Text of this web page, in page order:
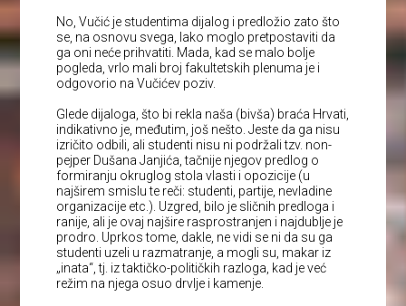
No, Vučić je studentima dijalog i predložio zato što
se, na osnovu svega, lako moglo pretpostaviti da
ga oni neće prihvatiti. Mada, kad se malo bolje
pogleda, vrlo mali broj fakultetskih plenuma je i
odgovorio na Vučićev poziv.
Glede dijaloga, što bi rekla naša (bivša) braća Hrvati,
indikativno je, međutim, još nešto. Jeste da ga nisu
izričito odbili, ali studenti nisu ni podržali tzv. non-
pejper Dušana Janjića, tačnije njegov predlog o
formiranju okruglog stola vlasti i opozicije (u
najširem smislu te reči: studenti, partije, nevladine
organizacije etc.). Uzgred, bilo je sličnih predloga i
ranije, ali je ovaj najšire rasprostranjen i najdublje je
prodro. Uprkos tome, dakle, ne vidi se ni da su ga
studenti uzeli u razmatranje, a mogli su, makar iz
„inata“, tj. iz taktičko-političkih razloga, kad je već
režim na njega osuo drvlje i kamenje.